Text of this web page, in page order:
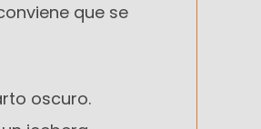
que se
oscuro.